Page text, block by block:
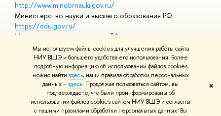
Мы используем файлы cookies для улучшения работы сайта
НИУ ВШЭ и большего удобства его использования. Более
подробную информацию об использовании файлов cookies
можно найти здесь, наши правила обработки персональных
данных –здесь. Продолжая пользоваться сайтом, вы
подтверждаете, что были проинформированы об
использовании файлов cookies сайтом НИУ ВШЭ и согласны
с нашими правилами обработки персональных данных. Вы
✖
http://www.minobrnauki.gov.ru/
Министерство науки и высшего образования РФ
https://edu.gov.ru/
Министерство просвещения РФ
https://elearning.hse.ru/mooc
Массовые открытые онлайн-курсы
© НИУ ВШЭ 1993–2026 Адреса и контактыУсловия
использования материалов Политика конфиденциальности